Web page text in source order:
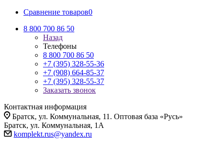
Сравнение товаров0
8 800 700 86 50
Назад
Телефоны
8 800 700 86 50
+7 (395) 328-55-36
+7 (908) 664-85-37
+7 (395) 328-55-37
Заказать звонок
Контактная информация
Братск, ул. Коммунальная, 11. Оптовая база «Русь»
Братск, ул. Коммунальная, 1А
komplekt.rus@yandex.ru